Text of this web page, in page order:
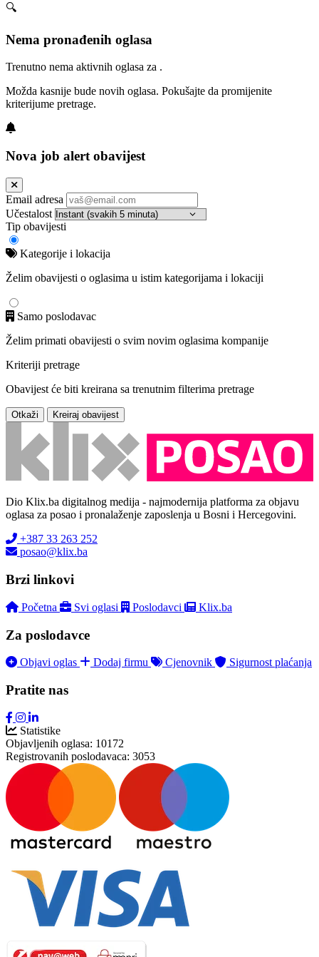
🔍
Nema pronađenih oglasa
Trenutno nema aktivnih oglasa za .
Možda kasnije bude novih oglasa. Pokušajte da promijenite
kriterijume pretrage.
Nova job alert obavijest
Email adresa
Učestalost
Tip obavijesti
Kategorije i lokacija
Želim obavijesti o oglasima u istim kategorijama i lokaciji
Samo poslodavac
Želim primati obavijesti o svim novim oglasima kompanije
Kriteriji pretrage
Obavijest će biti kreirana sa trenutnim filterima pretrage
Otkaži Kreiraj obavijest
Dio Klix.ba digitalnog medija - najmodernija platforma za objavu
oglasa za posao i pronalaženje zaposlenja u Bosni i Hercegovini.
+387 33 263 252
posao@klix.ba
Brzi linkovi
Početna Svi oglasi Poslodavci Klix.ba
Za poslodavce
Objavi oglas Dodaj firmu Cjenovnik Sigurnost plaćanja
Pratite nas
Statistike
Objavljenih oglasa: 10172
Registrovanih poslodavaca: 3053